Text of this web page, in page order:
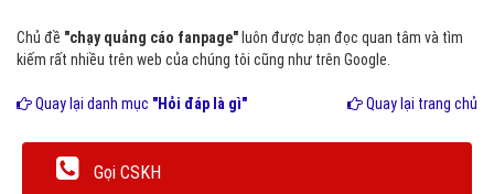
Chủ đề "chạy quảng cáo fanpage" luôn được bạn đọc quan tâm và tìm
kiếm rất nhiều trên web của chúng tôi cũng như trên Google.
Quay lại danh mục "Hỏi đáp là gì" Quay lại trang chủ
Gọi CSKH